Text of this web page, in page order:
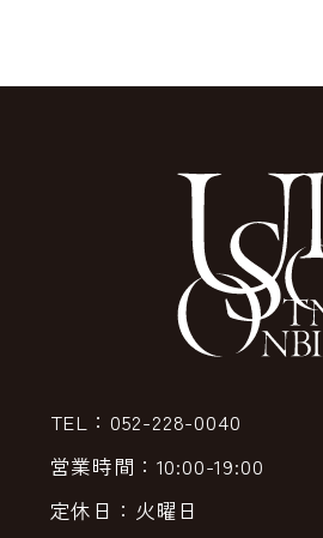
TEL：052-228-0040
営業時間：10:00-19:00
定休日：火曜日